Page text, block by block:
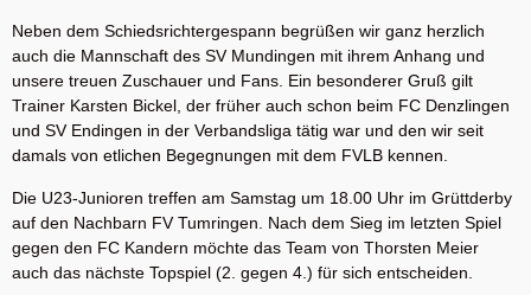
Neben dem Schiedsrichtergespann begrüßen wir ganz herzlich
auch die Mannschaft des SV Mundingen mit ihrem Anhang und
unsere treuen Zuschauer und Fans. Ein besonderer Gruß gilt
Trainer Karsten Bickel, der früher auch schon beim FC Denzlingen
und SV Endingen in der Verbandsliga tätig war und den wir seit
damals von etlichen Begegnungen mit dem FVLB kennen.
Die U23-Junioren treffen am Samstag um 18.00 Uhr im Grüttderby
auf den Nachbarn FV Tumringen. Nach dem Sieg im letzten Spiel
gegen den FC Kandern möchte das Team von Thorsten Meier
auch das nächste Topspiel (2. gegen 4.) für sich entscheiden.